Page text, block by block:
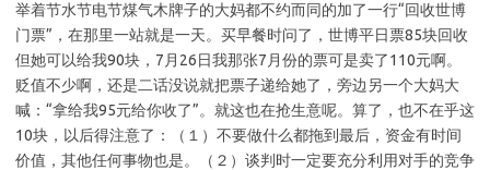
举着节水节电节煤气木牌子的大妈都不约而同的加了一行“回收世博
门票”，在那里一站就是一天。买早餐时问了，世博平日票85块回收
但她可以给我90块，7月26日我那张7月份的票可是卖了110元啊。
贬值不少啊，还是二话没说就把票子递给她了，旁边另一个大妈大
喊：“拿给我95元给你收了”。就这也在抢生意呢。算了，也不在乎这
10块，以后得注意了：（１）不要做什么都拖到最后，资金有时间
价值，其他任何事物也是。（２）谈判时一定要充分利用对手的竞争